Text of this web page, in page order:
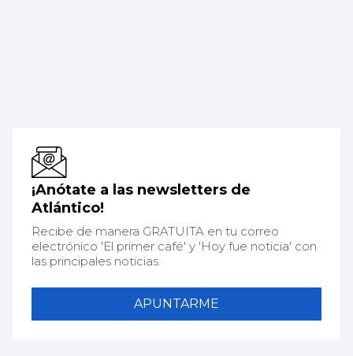
¡Anótate a las newsletters de
Atlántico!
Recibe de manera GRATUITA en tu correo
electrónico 'El primer café' y 'Hoy fue noticia' con
las principales noticias.
APUNTARME